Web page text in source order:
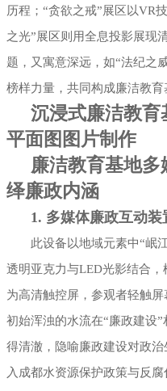
历程；“贪欲之戒”展区以VR
之光”展区则用全息投影展现
题，又寓意深远，如“法纪之
榜样力量，共同构成廉洁教育
沉浸式廉洁教育
平面图图片制作
廉洁教育基地
绎廉政内涵
1. 多媒体廉政互动装
此设备以地域元素中“岷
透明亚克力与LED光影结合
为高清触控屏，参观者轻触屏
初始浑浊的水流在“廉政建设
得清澈，隐喻廉政建设对政
入成都水资源保护政策与反